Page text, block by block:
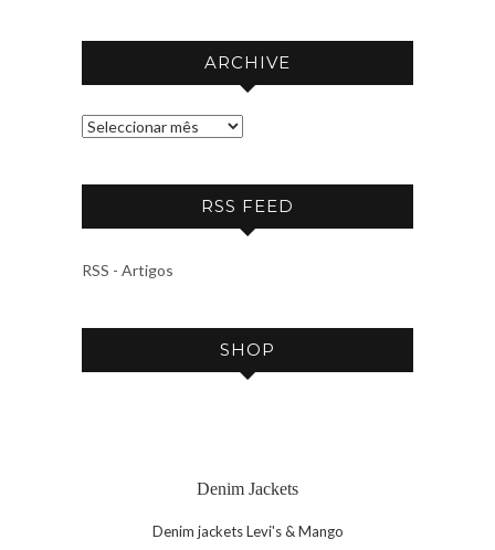
ARCHIVE
A
C
V
RSS FEED
RSS - Artigos
SHOP
Denim Jackets
Denim jackets Levi's & Mango